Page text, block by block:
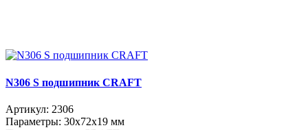
N306 S подшипник CRAFT
Артикул: 2306
Параметры: 30x72x19 мм